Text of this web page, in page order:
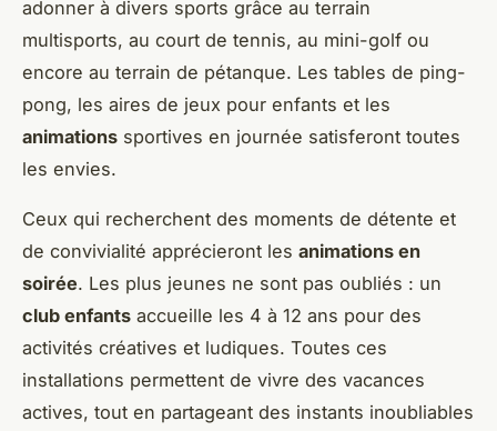
adonner à divers sports grâce au terrain
multisports, au court de tennis, au mini-golf ou
encore au terrain de pétanque. Les tables de ping-
pong, les aires de jeux pour enfants et les
animations sportives en journée satisferont toutes
les envies.
Ceux qui recherchent des moments de détente et
de convivialité apprécieront les animations en
soirée. Les plus jeunes ne sont pas oubliés : un
club enfants accueille les 4 à 12 ans pour des
activités créatives et ludiques. Toutes ces
installations permettent de vivre des vacances
actives, tout en partageant des instants inoubliables